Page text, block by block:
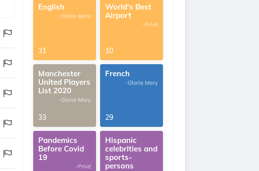
English
-Gloria Mary
31
World's Best
Airport
-Privé
10
Manchester
United Players
List 2020
-Gloria Mary
33
French
-Gloria Mary
29
Pandemics
Before Covid
19
-Privé
Hispanic
celebrities and
sports-
persons